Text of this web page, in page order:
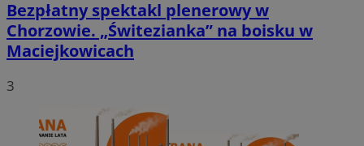
Bezpłatny spektakl plenerowy w
Chorzowie. „Świtezianka” na boisku w
Maciejkowicach
3